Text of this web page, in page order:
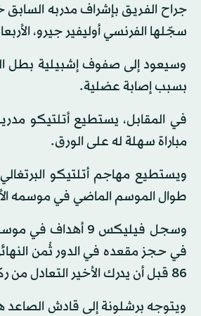
جراح الفريق بإشراف مدربه
سجّلها الفرنسي أوليفير جيرو،
وسيعود إلى صفوف إشبيلية بطل
بسبب إصابة عضلية.
مباراة سهلة له على الورق.
طوال الموسم الماضي في موسمه الأول
86 قبل أن يدرك الأخير التعادل من ركلة جزاء سجلها توماس مولر.
ويتوجه برشلونة إلى قادش الصاعد